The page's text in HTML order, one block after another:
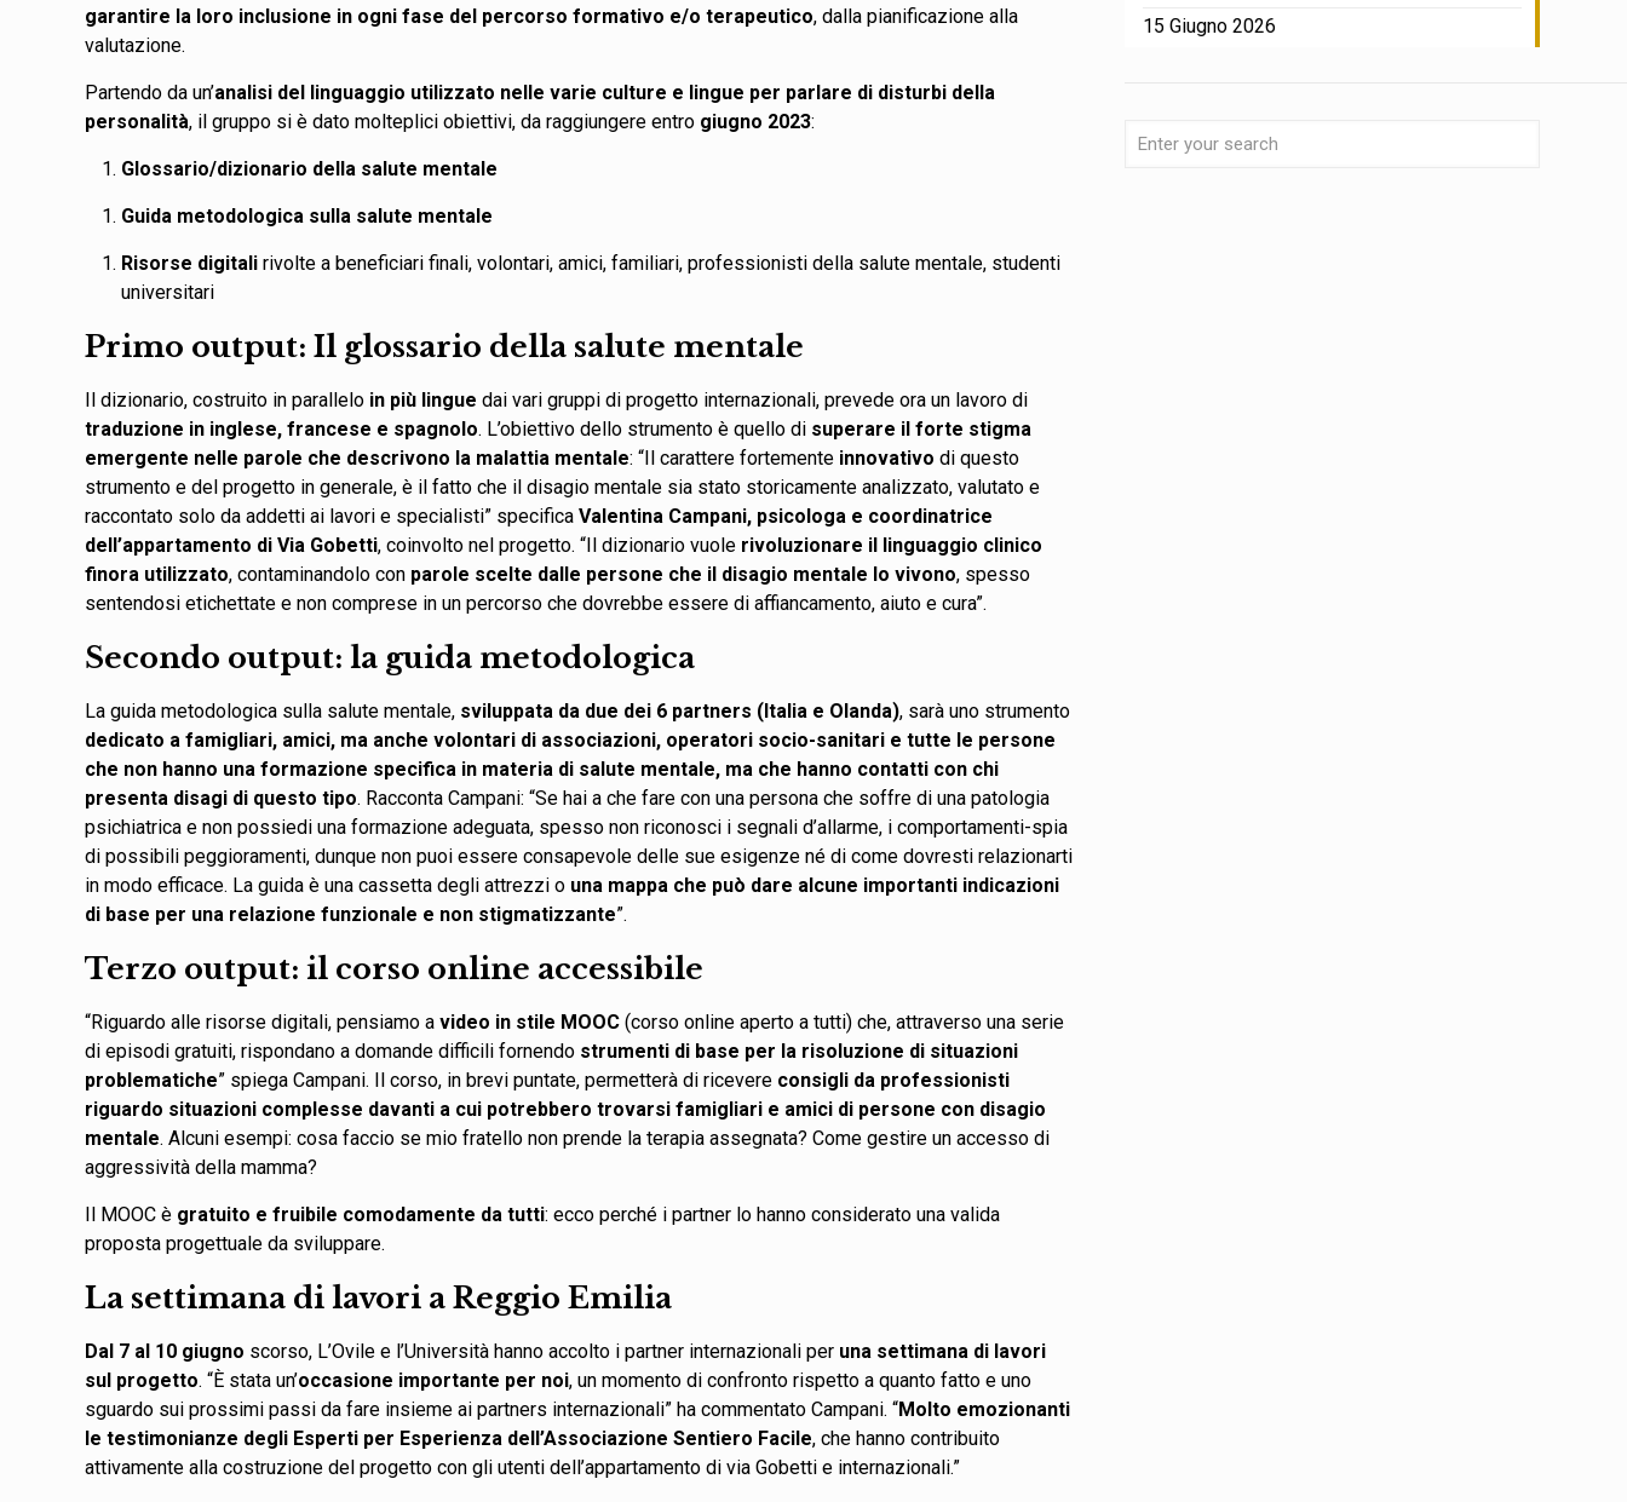
garantire la loro inclusione in ogni fase del percorso formativo e/o terapeutico, dalla pianificazione alla
valutazione.
Partendo da un’analisi del linguaggio utilizzato nelle varie culture e lingue per parlare di disturbi della
personalità, il gruppo si è dato molteplici obiettivi, da raggiungere entro giugno 2023:
Glossario/dizionario della salute mentale
Guida metodologica sulla salute mentale
Risorse digitali rivolte a beneficiari finali, volontari, amici, familiari, professionisti della salute mentale, studenti
universitari
Primo output: Il glossario della salute mentale
Il dizionario, costruito in parallelo in più lingue dai vari gruppi di progetto internazionali, prevede ora un lavoro di
traduzione in inglese, francese e spagnolo. L’obiettivo dello strumento è quello di superare il forte stigma
emergente nelle parole che descrivono la malattia mentale: “Il carattere fortemente innovativodi questo
strumento e del progetto in generale, è il fatto che il disagio mentale sia stato storicamente analizzato, valutato e
raccontato solo da addetti ai lavori e specialisti” specificaValentina Campani, psicologa e coordinatrice
dell’appartamento di Via Gobetti, coinvolto nel progetto. “Il dizionario vuole rivoluzionare il linguaggio clinico
finora utilizzato, contaminandolo con parole scelte dalle persone che il disagio mentale lo vivono, spesso
sentendosi etichettate e non comprese in un percorso che dovrebbe essere di affiancamento, aiuto e cura”.
Secondo output: la guida metodologica
La guida metodologica sulla salute mentale, sviluppata da due dei 6 partners (Italia e Olanda), sarà uno strumento
dedicato a famigliari, amici, ma anche volontari di associazioni, operatori socio-sanitari e tutte le persone
che non hanno una formazione specifica in materia di salute mentale, ma che hanno contatti con chi
presenta disagi di questo tipo. Racconta Campani: “Se hai a che fare con una persona che soffre di una patologia
psichiatrica e non possiedi una formazione adeguata, spesso non riconosci i segnali d’allarme, i comportamenti-spia
di possibili peggioramenti, dunque non puoi essere consapevole delle sue esigenze né di come dovresti relazionarti
in modo efficace. La guida è una cassetta degli attrezzi o una mappa che può dare alcune importanti indicazioni
di base per una relazione funzionale e non stigmatizzante”.
Terzo output: il corso online accessibile
“Riguardo alle risorse digitali, pensiamo avideo in stile MOOC (corso online aperto a tutti) che, attraverso una serie
di episodi gratuiti, rispondano a domande difficili fornendo strumenti di base per la risoluzione di situazioni
problematiche” spiega Campani. Il corso, in brevi puntate, permetterà di ricevere consigli da professionisti
riguardo situazioni complesse davanti a cui potrebbero trovarsi famigliari e amici di persone con disagio
mentale. Alcuni esempi: cosa faccio se mio fratello non prende la terapia assegnata? Come gestire un accesso di
aggressività della mamma?
Il MOOC è gratuito e fruibile comodamente da tutti: ecco perché i partner lo hanno considerato una valida
proposta progettuale da sviluppare.
La settimana di lavori a Reggio Emilia
Dal 7 al 10 giugno scorso, L’Ovile e l’Università hanno accolto i partner internazionali per una settimana di lavori
sul progetto. “È stata un’occasione importante per noi, un momento di confronto rispetto a quanto fatto e uno
sguardo sui prossimi passi da fare insieme ai partners internazionali” ha commentato Campani. “Molto emozionanti
le testimonianze degli Esperti per Esperienza dell’Associazione Sentiero Facile, che hanno contribuito
attivamente alla costruzione del progetto con gli utenti dell’appartamento di via Gobetti e internazionali.”
15 Giugno 2026